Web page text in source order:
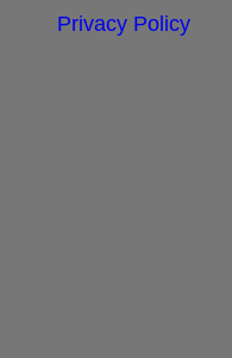
Privacy Policy